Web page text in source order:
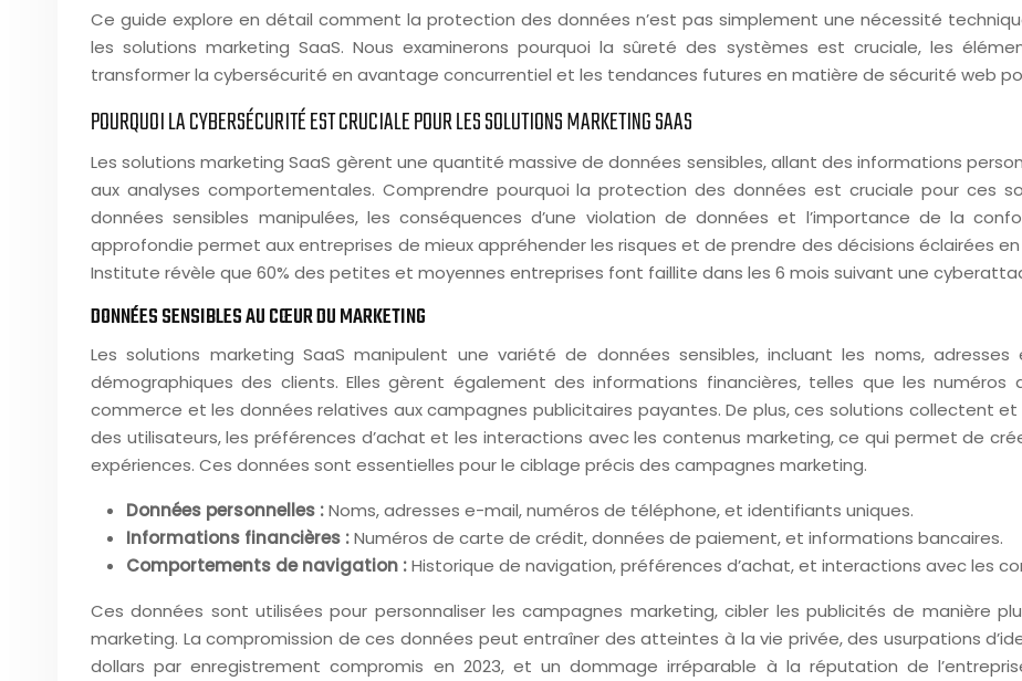
Ce guide explore en détail comment la protection des données n’est pas simplement une nécessité
les solutions marketing SaaS. Nous examinerons pourquoi la sûreté des systèmes est cruciale, les
transformer la cybersécurité en avantage concurrentiel et les tendances futures en matière de sécurité web
POURQUOI LA CYBERSÉCURITÉ EST CRUCIALE POUR LES SOLUTIONS MARKETING SAAS
Les solutions marketing SaaS gèrent une quantité massive de données sensibles, allant des informations
aux analyses comportementales. Comprendre pourquoi la protection des données est cruciale pour ces
données sensibles manipulées, les conséquences d’une violation de données et l’importance de la
approfondie permet aux entreprises de mieux appréhender les risques et de prendre des décisions éclairées
Institute révèle que 60% des petites et moyennes entreprises font faillite dans les 6 mois suivant une
DONNÉES SENSIBLES AU CŒUR DU MARKETING
Les solutions marketing SaaS manipulent une variété de données sensibles, incluant les noms,
démographiques des clients. Elles gèrent également des informations financières, telles que les
commerce et les données relatives aux campagnes publicitaires payantes. De plus, ces solutions collectent
des utilisateurs, les préférences d’achat et les interactions avec les contenus marketing, ce qui permet de
expériences. Ces données sont essentielles pour le ciblage précis des campagnes marketing.
Données personnelles :Noms, adresses e-mail, numéros de téléphone, et identifiants uniques.
Informations financières :Numéros de carte de crédit, données de paiement, et informations bancaires.
Comportements de navigation :Historique de navigation, préférences d’achat, et interactions avec les
Ces données sont utilisées pour personnaliser les campagnes marketing, cibler les publicités de manière
marketing. La compromission de ces données peut entraîner des atteintes à la vie privée, des usurpations
dollars par enregistrement compromis en 2023, et un dommage irréparable à la réputation de